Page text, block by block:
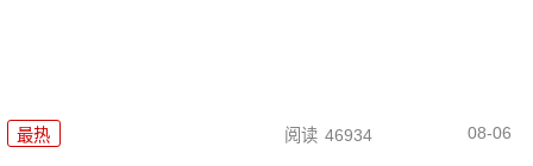
最热 阅读 46934 08-06